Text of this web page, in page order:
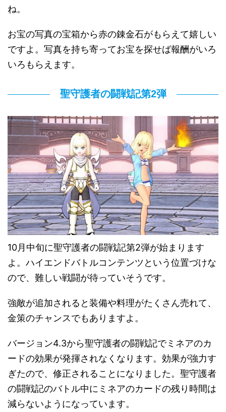
ね。
お宝の写真の宝箱から赤の錬金石がもらえて嬉しい
ですよ。写真を持ち寄ってお宝を探せば報酬がいろ
いろもらえます。
聖守護者の闘戦記第2弾
10月中旬に聖守護者の闘戦記第2弾が始まります
よ。ハイエンドバトルコンテンツという位置づけな
ので、難しい戦闘が待っていそうです。
強敵が追加されると装備や料理がたくさん売れて、
金策のチャンスでもありますよ。
バージョン4.3から聖守護者の闘戦記でミネアのカ
ードの効果が発揮されなくなります。効果が強力す
ぎたので、修正されることになりました。聖守護者
の闘戦記のバトル中にミネアのカードの残り時間は
減らないようになっています。